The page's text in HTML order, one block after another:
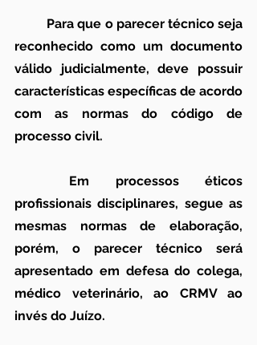
reconhecido como um documento
válido judicialmente, deve possuir
características específicas de acordo
com as normas do código de
processo civil.
profissionais disciplinares, segue as
mesmas normas de elaboração,
porém, o parecer técnico será
apresentado em defesa do colega,
médico veterinário, ao CRMV ao
invés do Juízo.